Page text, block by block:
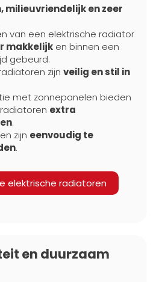
milieuvriendelijk en zeer
van een elektrische radiator
makkelijk en binnen een
gebeurd.
zijn veilig en stil in
met zonnepanelen bieden
extra
.
zijn eenvoudig te
.
elektrische radiatoren
en duurzaam